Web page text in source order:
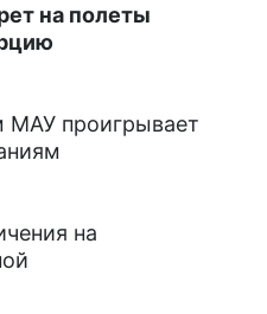
на полеты
МАУ проигрывает
на